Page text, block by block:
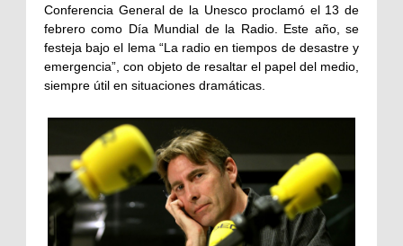
Conferencia General de la Unesco proclamó el 13 de
febrero como Día Mundial de la Radio. Este año, se
festeja bajo el lema “La radio en tiempos de desastre y
emergencia”, con objeto de resaltar el papel del medio,
siempre útil en situaciones dramáticas.